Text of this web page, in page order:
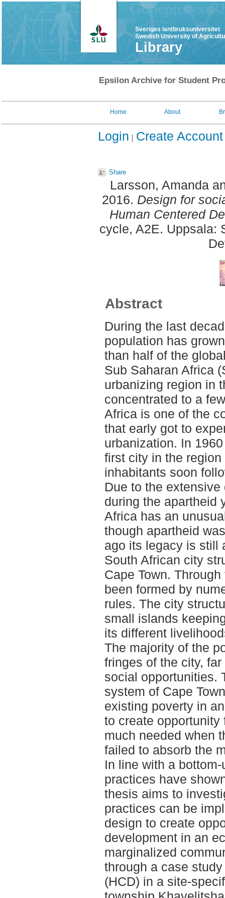
Sveriges lantbruksuniversitet
Swedish University of
Library
Epsilon Archive for Student
Home About
Login Create Account
Share
Larsson, Amanda
2016. Design for
Human Centered
cycle, A2E. Uppsala:
Abstract
During the last
population has
than half of the
Sub Saharan Africa
urbanizing region in
concentrated to a
Africa is one of the
that early got to
urbanization. In
first city in the
inhabitants soon
Due to the
during the apartheid
Africa has an
though apartheid
ago its legacy is still
South African city
Cape Town.
been formed by
rules. The city
small islands
its different
The majority of the
fringes of the city,
social opportunities.
system of Cape
existing poverty in
to create
much needed when
failed to absorb the
In line with a
practices have
thesis aims to
practices can be
design to create
development in an
marginalized
through a case
(HCD) in a site-